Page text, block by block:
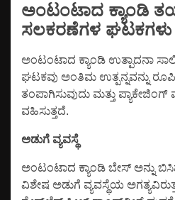
ಅಂಟಂಟಾದ ಕ್ಯಾಂಡಿ
ಸಲಕರಣೆಗಳ ಘಟಕಗಳು
ಅಂಟಂಟಾದ ಕ್ಯಾಂಡಿ ಉತ್ಪಾದನಾ
ಘಟಕವು ಅಂತಿಮ ಉತ್ಪನ್ನವನ್ನು
ತಂಪಾಗಿಸುವುದು ಮತ್ತು ಪ್ಯಾಕೇಜಿಂಗ್
ವಹಿಸುತ್ತದೆ.
ಅಡುಗೆ ವ್ಯವಸ್ಥೆ
ಅಂಟಂಟಾದ ಕ್ಯಾಂಡಿ ಬೇಸ್ ಅನ್ನು
ವಿಶೇಷ ಅಡುಗೆ ವ್ಯವಸ್ಥೆಯ